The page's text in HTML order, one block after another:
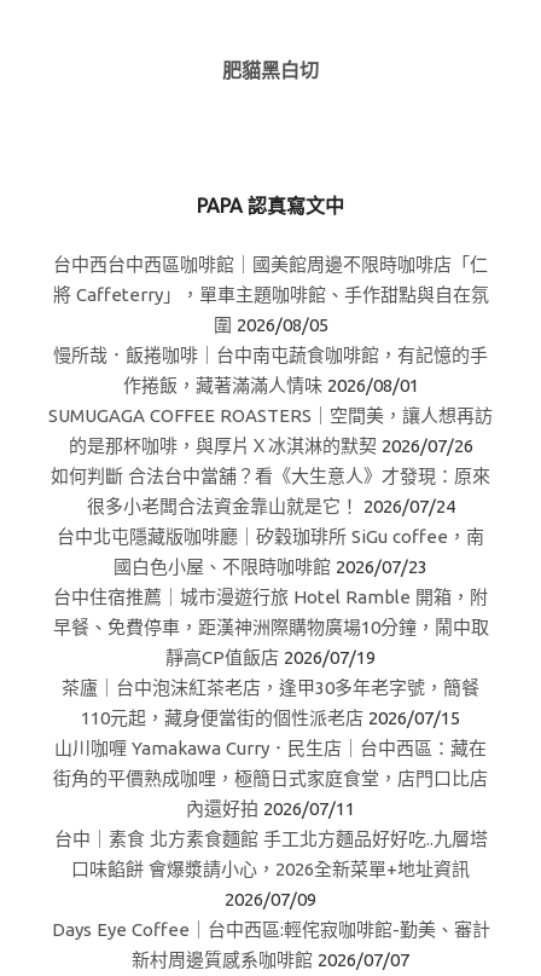
肥貓黑白切
PAPA 認真寫文中
台中西台中西區咖啡館｜國美館周邊不限時咖啡店「仁
將 Caffeterry」，單車主題咖啡館、手作甜點與自在氛
圍 2026/08/05
慢所哉．飯捲咖啡｜台中南屯蔬食咖啡館，有記憶的手
作捲飯，藏著滿滿人情味 2026/08/01
SUMUGAGA COFFEE ROASTERS｜空間美，讓人想再訪
的是那杯咖啡，與厚片Ｘ冰淇淋的默契 2026/07/26
如何判斷 合法台中當舖？看《大生意人》才發現：原來
很多小老闆合法資金靠山就是它！
2026/07/24
台中北屯隱藏版咖啡廳｜矽穀珈琲所 SiGu coffee，南
國白色小屋、不限時咖啡館 2026/07/23
台中住宿推薦｜城市漫遊行旅 Hotel Ramble 開箱，附
早餐、免費停車，距漢神洲際購物廣場10分鐘，鬧中取
靜高CP值飯店 2026/07/19
茶廬｜台中泡沫紅茶老店，逢甲30多年老字號，簡餐
110元起，藏身便當街的個性派老店 2026/07/15
山川咖喱 Yamakawa Curry．民生店｜台中西區：藏在
街角的平價熟成咖哩，極簡日式家庭食堂，店門口比店
內還好拍 2026/07/11
台中｜素食 北方素食麵館 手工北方麵品好好吃..九層塔
口味餡餅 會爆漿請小心，2026全新菜單+地址資訊
2026/07/09
Days Eye Coffee｜台中西區:輕侘寂咖啡館-勤美、審計
新村周邊質感系咖啡館 2026/07/07